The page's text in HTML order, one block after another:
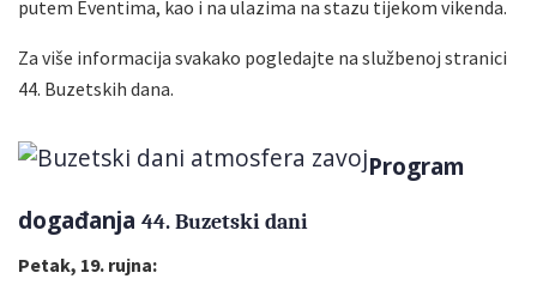
putem Eventima, kao i na ulazima na stazu tijekom vikenda.
Za više informacija svakako pogledajte na službenoj stranici
44. Buzetskih dana.
Program
događanja 44. Buzetski dani
Petak, 19. rujna: